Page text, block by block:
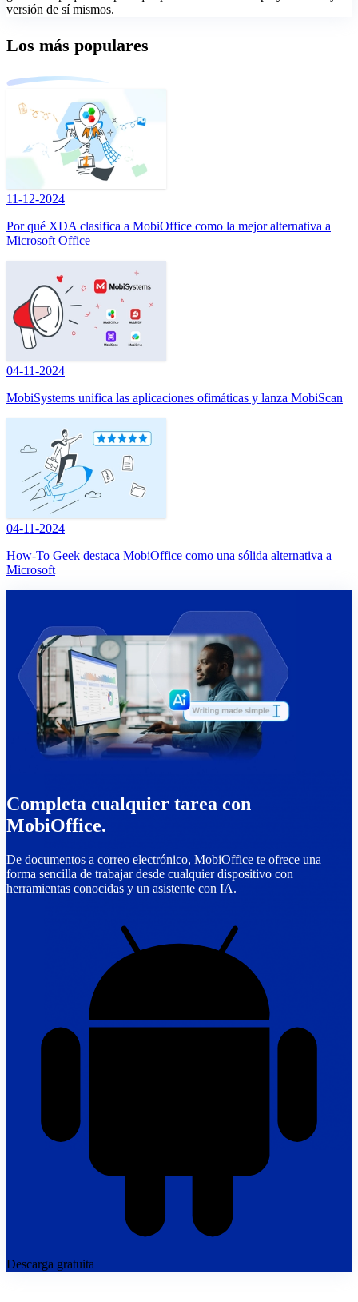
versión de sí mismos.
Los más populares
11-12-2024
Por qué XDA clasifica a MobiOffice como la mejor alternativa a
Microsoft Office
04-11-2024
MobiSystems unifica las aplicaciones ofimáticas y lanza MobiScan
04-11-2024
How-To Geek destaca MobiOffice como una sólida alternativa a
Microsoft
Completa cualquier tarea con
MobiOffice.
De documentos a correo electrónico, MobiOffice te ofrece una
forma sencilla de trabajar desde cualquier dispositivo con
herramientas conocidas y un asistente con IA.
Descarga gratuita